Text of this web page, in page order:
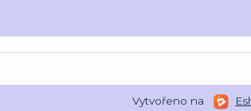
Vytvořeno na